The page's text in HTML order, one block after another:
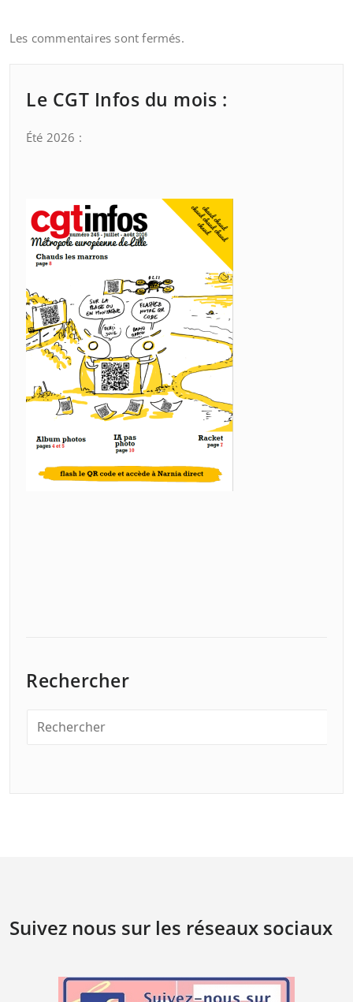
Les commentaires sont fermés.
Le CGT Infos du mois :
Été 2026 :
Rechercher
Suivez nous sur les réseaux sociaux